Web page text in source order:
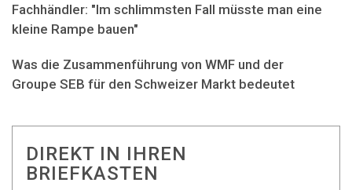
Fachhändler: "Im schlimmsten Fall müsste man eine
kleine Rampe bauen"
Was die Zusammenführung von WMF und der
Groupe SEB für den Schweizer Markt bedeutet
DIREKT IN IHREN
BRIEFKASTEN